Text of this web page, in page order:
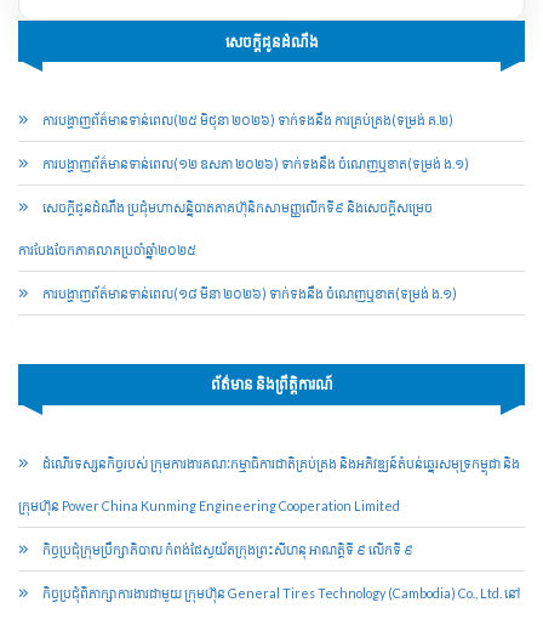
សេចក្ដីជូនដំណឹង
ការបង្ហាញព័ត៌មានទាន់ពេល(២៥ មិថុនា ២០២៦) ទាក់ទងនឹង ការគ្រប់គ្រង(ទម្រង់ គ.២)
ការបង្ហាញព័ត៌មានទាន់ពេល(១២ ឧសភា ២០២៦) ទាក់ទងនឹង ចំណេញឬខាត(ទម្រង់ ង.១)
សេចក្តីជូនដំណឹង ប្រជុំមហាសន្និបាតភាគហ៊ុនិកសាមញ្ញលើកទី៩ និងសេចក្តីសម្រេច
ការបែងចែកភាគលាភប្រចាំឆ្នាំ២០២៥​
ការបង្ហាញព័ត៌មានទាន់ពេល(១៨ មីនា ២០២៦) ទាក់ទងនឹង ចំណេញឬខាត(ទម្រង់ ង.១)
ព័ត៌មាន និងព្រឹត្តិការណ៍
ដំណើរទស្សនកិច្ចរបស់ ក្រុមការងារគណៈកម្មាធិការជាតិគ្រប់គ្រង និងអភិវឌ្ឍន៍តំបន់ឆ្នេរសមុទ្រកម្ពុជា និង
ក្រុមហ៊ុន Power China Kunming Engineering Cooperation Limited
កិច្ចប្រជុំក្រុមប្រឹក្សាភិបាល កំពង់ផែស្វយ័តក្រុងព្រះសីហនុ អាណត្តិទី ៩ លើកទី ៩
កិច្ចប្រជុំពិភាក្សាការងារជាមួយ ក្រុមហ៊ុន General Tires Technology (Cambodia) Co., Ltd. នៅ